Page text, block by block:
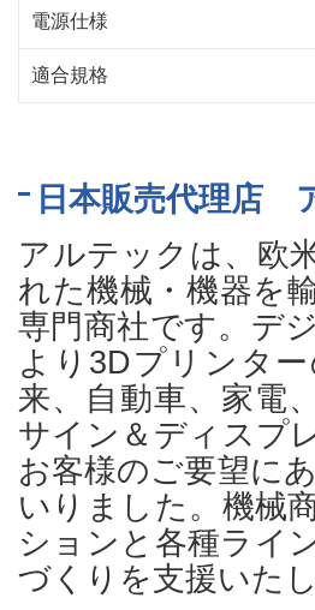
電源仕様
適合規格
日本販売代理店
アルテックは、欧
れた機械・機器を
専門商社です。デ
より3Dプリンタ
来、自動車、家電
サイン＆ディスプ
お客様のご要望に
いりました。機械
ションと各種ライ
づくりを支援いたし